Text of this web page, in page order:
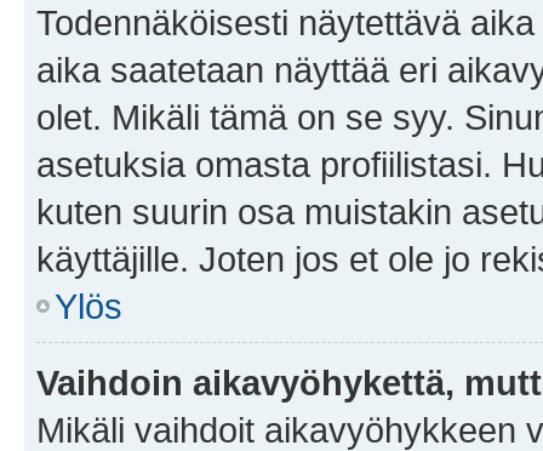
Todennäköisesti näytettävä
aika saatetaan näyttää eri
olet. Mikäli tämä on se syy.
asetuksia omasta profiilistasi.
kuten suurin osa muistakin
käyttäjille. Joten jos et ole jo
Ylös
Vaihdoin aikavyöhykettä,
Mikäli vaihdoit aikavyöhykkeen